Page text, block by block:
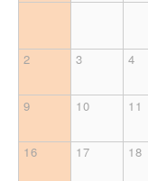
2
3 4
9 10 11
16 17 18